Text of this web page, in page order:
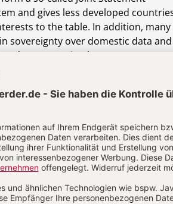
and gives less developed
to the table. In addition, many
sovereignty over domestic data and
data protection laws.
système multilatéral du
pour les pays en voie de
membres de l’Organisation
La plupart des pays en voie de
le fossé technologique en créant
faisant, ils veulent en même temps
de leurs pays. Cependant,
de pays en voie de